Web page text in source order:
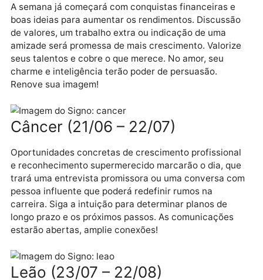
espaços. Redirecionamento na carreira trará poder e
maior retorno financeiro.
Gêmeos (21/05 – 20/06)
boas ideias para aumentar os rendimentos.
de valores, um trabalho extra ou indicação de uma
seus talentos e cobre o que merece. No amor, seu
charme e inteligência terão poder de persuasão.
Renove sua imagem!
Câncer (21/06 – 22/07)
Oportunidades concretas de crescimento
e reconhecimento supermerecido marcarão o dia,